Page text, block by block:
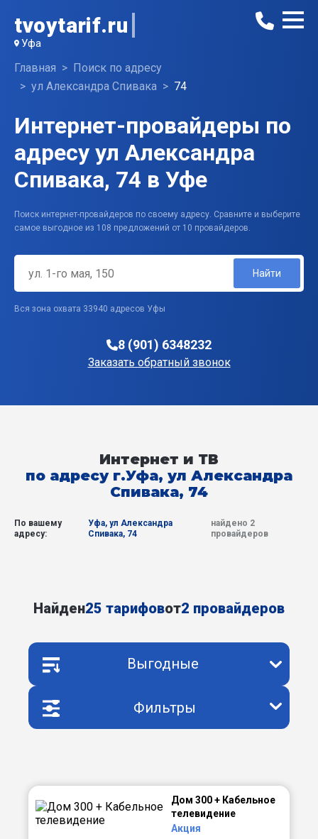
tvoytarif.ru
Уфа
Главная
Поиск по адресу
ул Александра Спивака
74
Интернет-провайдеры по
адресу ул Александра
Спивака, 74 в Уфе
Поиск интернет-провайдеров по своему адресу. Сравните и выберите
самое выгодное из 108 предложений от 10 провайдеров.
Найти
Вся зона охвата 33940 адресов Уфы
8 (901) 6348232
Заказать обратный звонок
Интернет и ТВ
по адресу г.Уфа, ул Александра
Спивака, 74
По вашему
адресу:
Уфа, ул Александра
Спивака, 74
найдено 2
провайдеров
Найден25 тарифовот2 провайдеров
Выгодные
Фильтры
Дом 300 + Кабельное
телевидение
Акция